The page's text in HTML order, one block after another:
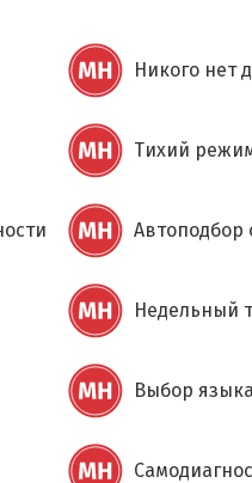
Никого нет
Тихий
Автоподбор
Недельный
Выбор языка